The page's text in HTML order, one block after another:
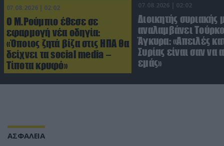
07.08.2026 | 02:02
Ο Μ.Ρούμπιο έθεσε σε
εφαρμογή νέα οδηγία:
«Όποιος ζητά βίζα στις ΗΠΑ θα
δείχνει τα social media –
Τίποτα κρυφό»
07.08.2026 | 02:02
Διοικητής συριακής
αναλαμβάνει
Άγκυρα: «Απειλές
Συρίας είναι σαν να
εμάς»
ΑΣΦΑΛΕΙΑ